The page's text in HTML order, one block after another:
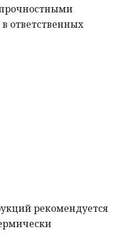
ответственных
рекомендуется